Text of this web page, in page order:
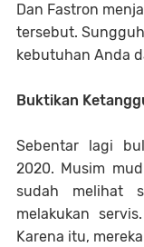
Dan Fastron
tersebut.
kebutuhan Anda
Buktikan
Sebentar lagi
2020. Musim
sudah melihat
melakukan
Karena itu,